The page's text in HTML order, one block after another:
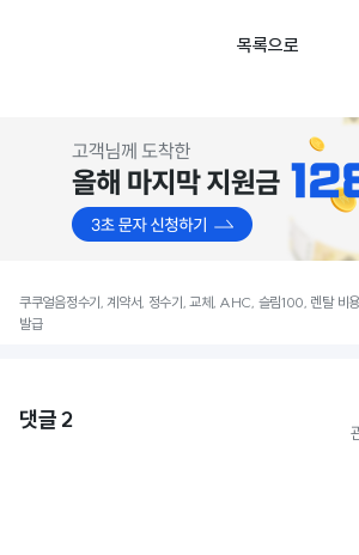
목록으로
쿠쿠얼음정수기, 계약서, 정수기, 교체, AHC, 슬림100, 렌탈 비
발급
댓글2